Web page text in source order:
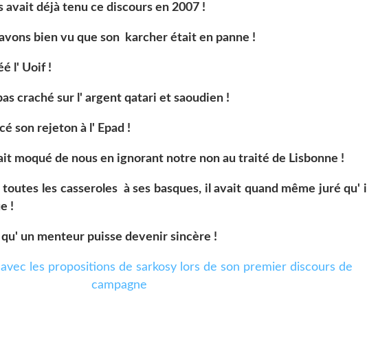
avait déjà tenu ce discours en 2007 !
bien vu que son karcher était en panne !
l' Uoif !
craché sur l' argent qatari et saoudien !
son rejeton à l' Epad !
moqué de nous en ignorant notre non au traité de Lisbonne !
les casseroles à ses basques, il avait quand même juré qu' il
!
un menteur puisse devenir sincère !